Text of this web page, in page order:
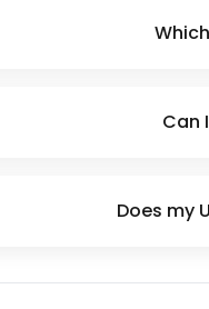
Can
Does my